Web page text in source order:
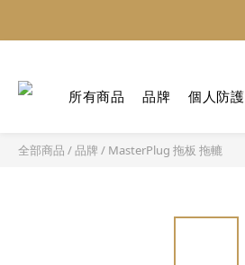
所有商品 品牌 個人防護
全部商品 /品牌 / MasterPlug 拖板 拖轆